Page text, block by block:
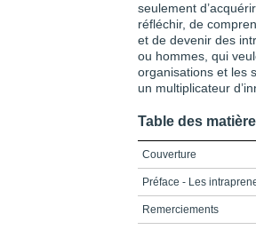
seulement
réfléchir, de
et de devenir des
ou hommes, qui
organisations et les
un multiplicateur
Table des
Couverture
Préface - Les
Remerciements